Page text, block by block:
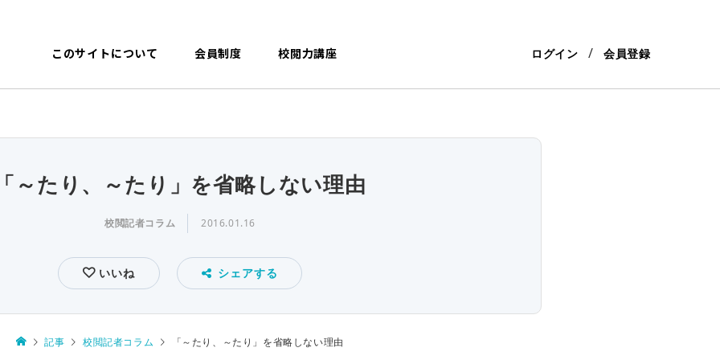
このサイトについて 会員制度 校閲力講座 ログイン 会員登録
～たり、～たり」を省略しない理由
校閲記者コラム 2016.01.16
いいね シェアする
記事 校閲記者コラム 「～たり、～たり」を省略しない理由